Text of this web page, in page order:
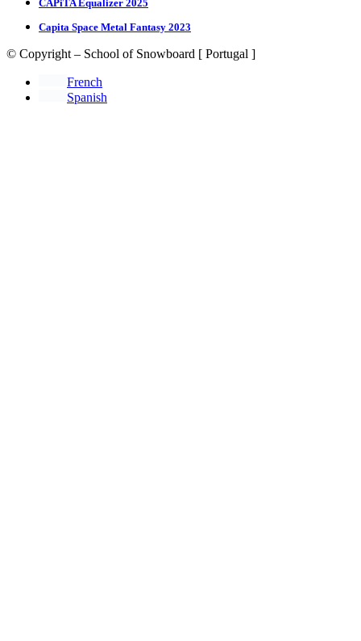
CAPiTA Equalizer 2025
Capita Space Metal Fantasy 2023
© Copyright – School of Snowboard [ Portugal ]
French
Spanish